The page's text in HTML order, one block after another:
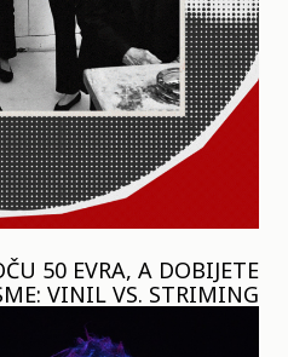
50 EVRA, A DOBIJETE
VINIL VS. STRIMING